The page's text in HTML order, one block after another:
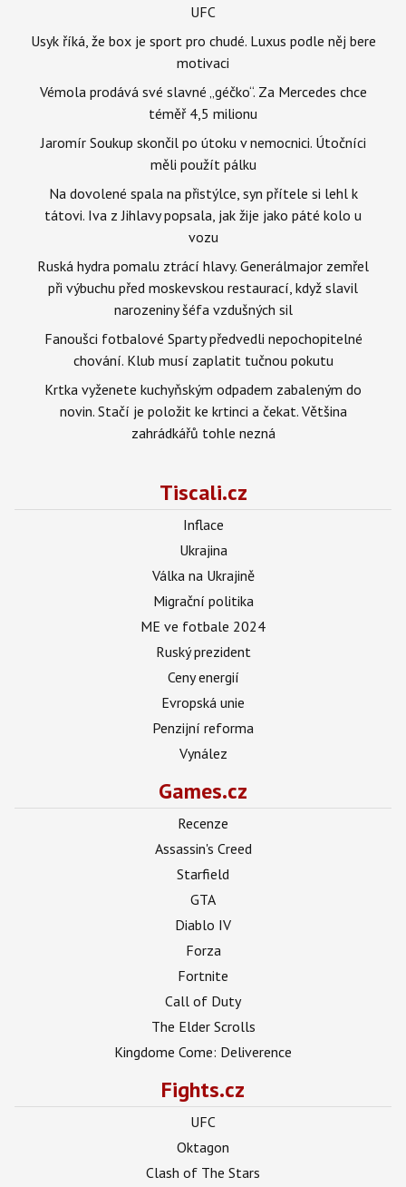
UFC
Usyk říká, že box je sport pro chudé. Luxus podle něj bere
motivaci
Vémola prodává své slavné „géčko“. Za Mercedes chce
téměř 4,5 milionu
Jaromír Soukup skončil po útoku v nemocnici. Útočníci
měli použít pálku
Na dovolené spala na přistýlce, syn přítele si lehl k
tátovi. Iva z Jihlavy popsala, jak žije jako páté kolo u
vozu
Ruská hydra pomalu ztrácí hlavy. Generálmajor zemřel
při výbuchu před moskevskou restaurací, když slavil
narozeniny šéfa vzdušných sil
Fanoušci fotbalové Sparty předvedli nepochopitelné
chování. Klub musí zaplatit tučnou pokutu
Krtka vyženete kuchyňským odpadem zabaleným do
novin. Stačí je položit ke krtinci a čekat. Většina
zahrádkářů tohle nezná
Tiscali.cz
Inflace
Ukrajina
Válka na Ukrajině
Migrační politika
ME ve fotbale 2024
Ruský prezident
Ceny energií
Evropská unie
Penzijní reforma
Vynález
Games.cz
Recenze
Assassin's Creed
Starfield
GTA
Diablo IV
Forza
Fortnite
Call of Duty
The Elder Scrolls
Kingdome Come: Deliverence
Fights.cz
UFC
Oktagon
Clash of The Stars